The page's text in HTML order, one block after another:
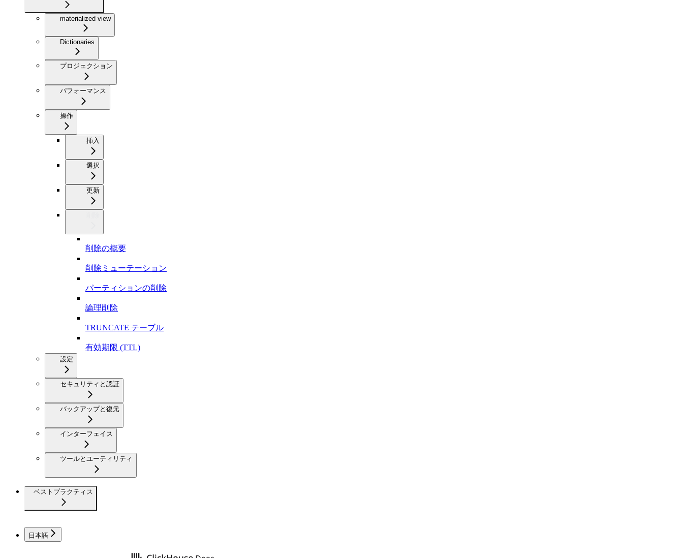
materialized view
Dictionaries
プロジェクション
パフォーマンス
操作
挿入
選択
更新
削除の概要
削除ミューテーション
パーティションの削除
論理削除
TRUNCATE テーブル
有効期限 (TTL)
設定
セキュリティと認証
バックアップと復元
インターフェイス
ツールとユーティリティ
ベストプラクティス
日本語